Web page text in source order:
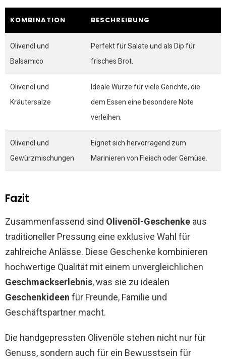
KOMBINATION BESCHREIBUNG
Olivenöl und
Balsamico
Perfekt für Salate und als Dip für
frisches Brot.
Olivenöl und
Kräutersalze
Ideale Würze für viele Gerichte, die
dem Essen eine besondere Note
verleihen.
Olivenöl und
Gewürzmischungen
Eignet sich hervorragend zum
Marinieren von Fleisch oder Gemüse.
Fazit
Zusammenfassend sind Olivenöl-Geschenke aus
traditioneller Pressung eine exklusive Wahl für
zahlreiche Anlässe. Diese Geschenke kombinieren
hochwertige Qualität mit einem unvergleichlichen
Geschmackserlebnis, was sie zu idealen
Geschenkideen für Freunde, Familie und
Geschäftspartner macht.
Die handgepressten Olivenöle stehen nicht nur für
Genuss, sondern auch für ein Bewusstsein für